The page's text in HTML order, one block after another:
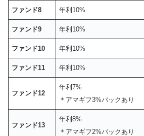
ファンド8 年利10%
ファンド9 年利10%
ファンド10 年利10%
ファンド11 年利10%
ファンド12
年利7%
＊アマギフ3%バックあり
ファンド13
年利8%
＊アマギフ2%バックあり